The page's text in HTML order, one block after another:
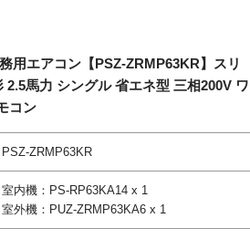
用エアコン【PSZ-ZRMP63KR】スリ
2.5馬力 シングル 省エネ型 三相200V ワ
コン
PSZ-ZRMP63KR
室内機：PS-RP63KA14 x 1
室外機：PUZ-ZRMP63KA6 x 1